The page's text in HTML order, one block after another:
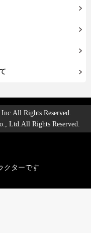
Rights Reserved.
Ltd.All Rights Reserved.
クターです